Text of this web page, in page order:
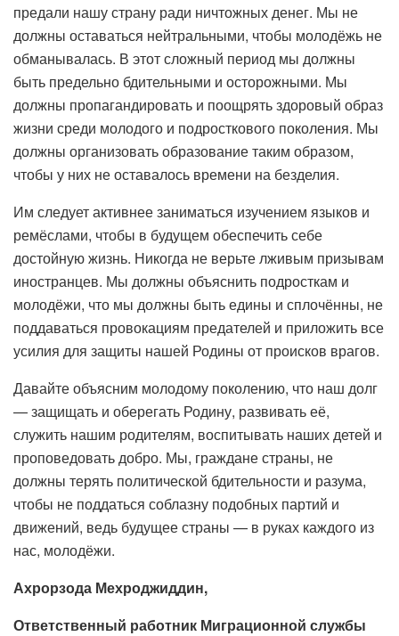
предали нашу страну ради ничтожных денег. Мы не
должны оставаться нейтральными, чтобы молодёжь не
обманывалась. В этот сложный период мы должны
быть предельно бдительными и осторожными. Мы
должны пропагандировать и поощрять здоровый образ
жизни среди молодого и подросткового поколения. Мы
должны организовать образование таким образом,
чтобы у них не оставалось времени на безделия.
Им следует активнее заниматься изучением языков и
ремёслами, чтобы в будущем обеспечить себе
достойную жизнь. Никогда не верьте лживым призывам
иностранцев. Мы должны объяснить подросткам и
молодёжи, что мы должны быть едины и сплочённы, не
поддаваться провокациям предателей и приложить все
усилия для защиты нашей Родины от происков врагов.
Давайте объясним молодому поколению, что наш долг
— защищать и оберегать Родину, развивать её,
служить нашим родителям, воспитывать наших детей и
проповедовать добро. Мы, граждане страны, не
должны терять политической бдительности и разума,
чтобы не поддаться соблазну подобных партий и
движений, ведь будущее страны — в руках каждого из
нас, молодёжи.
Ахрорзода Мехроджиддин,
Ответственный работник Миграционной службы